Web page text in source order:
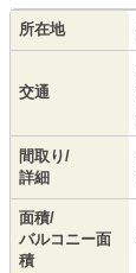
所在地
交通
間取り/
詳細
面積/
バルコニー面
積